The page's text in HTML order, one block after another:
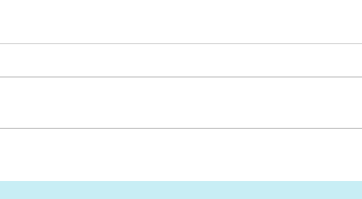
CLASSIC WORLD 2024